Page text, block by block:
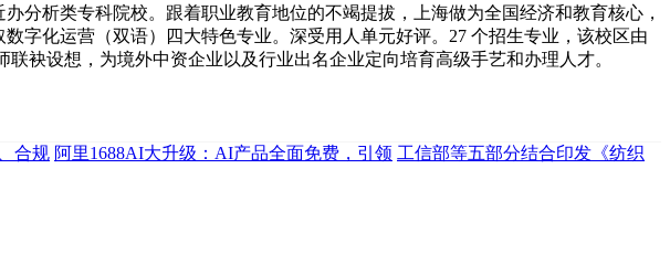
分析类专科院校。跟着职业教育地位的不竭提拔，上海做为全国经济和教育核心，
字化运营（双语）四大特色专业。深受用人单元好评。27 个招生专业，该校区由
袂设想，为境外中资企业以及行业出名企业定向培育高级手艺和办理人才。
合规 阿里1688AI大升级：AI产品全面免费，引领 工信部等五部分结合印发《纺织